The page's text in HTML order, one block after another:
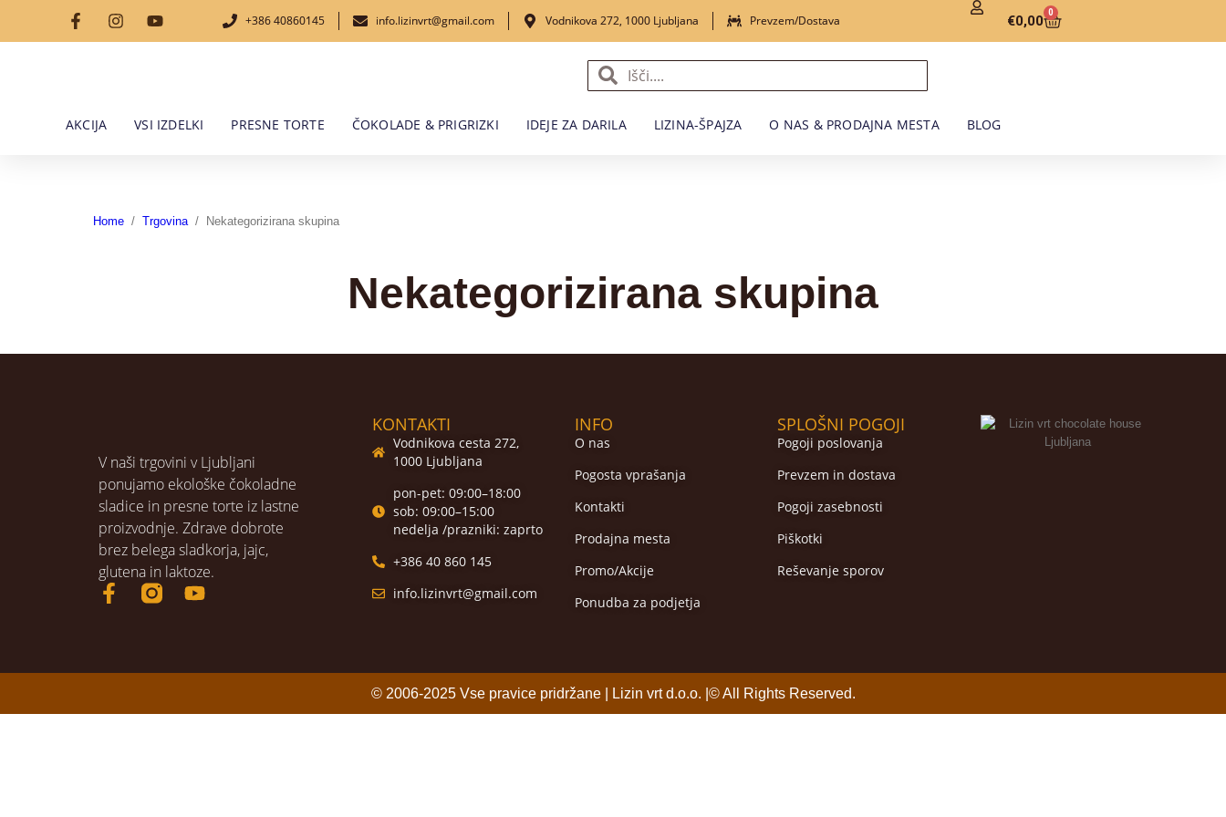
+386 40860145 info.lizinvrt@gmail.com Vodnikova 272, 1000 Ljubljana Prevzem/Dostava €0,00 0
AKCIJA VSI IZDELKI PRESNE TORTE ČOKOLADE & PRIGRIZKI IDEJE ZA DARILA LIZINA-ŠPAJZA O NAS & PRODAJNA MESTA BLOG
Home / Trgovina/ Nekategorizirana skupina
Nekategorizirana skupina
V naši trgovini v Ljubljani
ponujamo ekološke čokoladne
sladice in presne torte iz lastne
proizvodnje. Zdrave dobrote
brez belega sladkorja, jajc,
glutena in laktoze.
KONTAKTI
Vodnikova cesta 272,
1000 Ljubljana
pon-pet: 09:00–18:00
sob: 09:00–15:00
nedelja /prazniki: zaprto
+386 40 860 145
info.lizinvrt@gmail.com
INFO
O nas
Pogosta vprašanja
Kontakti
Prodajna mesta
Promo/Akcije
Ponudba za podjetja
SPLOŠNI POGOJI
Pogoji poslovanja
Prevzem in dostava
Pogoji zasebnosti
Piškotki
Reševanje sporov
© 2006-2025 Vse pravice pridržane | Lizin vrt d.o.o. |© All Rights Reserved.